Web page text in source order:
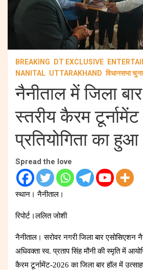
BREAKING DT EXCLUSIVE
NANITAL UTTARAKHAND विधानसभा
नैनीताल में जिला
स्तरीय कैरम टूर्नामेंट
प्रतियोगिता का
Spread the love
स्थान। नैनीताल।
रिपोर्ट।ललित जोशी
नैनीताल। सरोवर नगरी जिला बार एसोसिएशन
अधिवक्ता स्व. प्रताप सिंह मौनी की स्मृति में
कैरम टूर्नामेंट-2026 का जिला बार हॉल में